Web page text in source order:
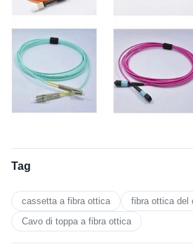
Tag
cassetta a fibra ottica
fibra ottica del
Cavo di toppa a fibra ottica